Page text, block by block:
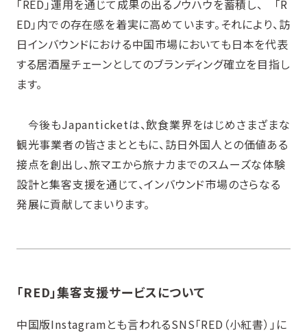
「RED」運用を通じて成果の出るノウハウを蓄積し、 「R
ED」内での存在感を着実に高めています。それにより、訪
日インバウンドにおける中国市場においても日本を代表
する居酒屋チェーンとしてのブランディング確立を目指し
ます。
今後もJapanticketは、飲食業界をはじめさまざまな
観光事業者の皆さまとともに、訪日外国人との価値ある
接点を創出し、旅マエから旅ナカまでのスムーズな体験
設計と集客支援を通じて、インバウンド市場のさらなる
発展に貢献してまいります。
「RED」集客支援サービスについて
中国版Instagramとも言われるSNS「RED（小紅書）」に